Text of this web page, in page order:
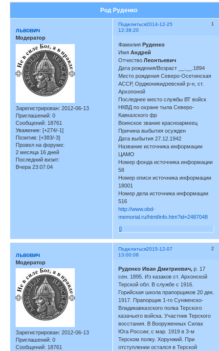
Род Руденко
Поделиться 1
2014-12-25
12:38:20
львович
Модератор
Зарегистрирован: 2012-06-13
Приглашений: 0
Сообщений: 18761
Уважение: [+274/-1]
Позитив: [+383/-3]
Провел на форуме:
2 месяца 16 дней
Последний визит:
Вчера 23:07:04
ФамилияРуденко
ИмяАндрей
ОтчествоЛеонтьевич
Дата рождения/Возраст __.__.1894
Место рождения Северо-Осетинская
АССР, Орджоникидзевский р-н, ст.
Архопоной
Последнее место службы ВТ войск
НКВД по охране тыла Северо-
Кавказского фр
Воинское звание красноармеец
Причина выбытия осужден
Дата выбытия 27.12.1942
Название источника информации
ЦАМО
Номер фонда источника информации
58
Номер описи источника информации
18001
Номер дела источника информации
516
http://www.obd-
memorial.ru/html/info.htm?id=2487048
0
Поделиться 2
2015-12-07
13:00:08
львович
Модератор
Зарегистрирован: 2012-06-13
Приглашений: 0
Сообщений: 18761
Руденко Иван Дмитриевич, р. 17
сен. 1895. Из казаков ст. Архонской
Терской обл. В службе с 1916.
Горийская школа прапорщиков 20 дек.
1917. Прапорщик 1-го Сунженско-
Владикавказского полка Терского
казачьего войска. Участник Терского
восстания. В Вооруженных Силах
Юга России; с мар. 1919 в 3-м
Терском полку. Хорунжий. При
отступлении остался в Терской